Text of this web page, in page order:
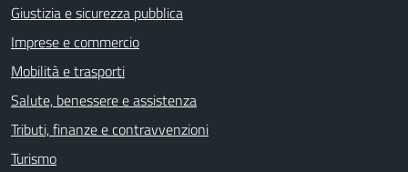
Giustizia e sicurezza pubblica
Imprese e commercio
Mobilità e trasporti
Salute, benessere e assistenza
Tributi, finanze e contravvenzioni
Turismo